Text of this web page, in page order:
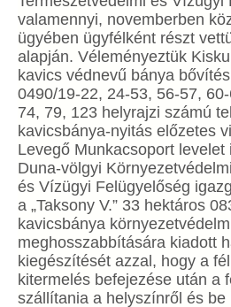
valamennyi, novemberben
ügyében ügyfélként részt
alapján. Véleményeztük
kavics védnevű bánya
0490/19-22, 24-53, 56-57,
74, 79, 123 helyrajzi számú
kavicsbánya-nyitás előzetes
Levegő Munkacsoport levelet
Duna-völgyi
és Vízügyi Felügyelőség
a „Taksony V.” 33 hektáros
kavicsbánya
meghosszabbítására kiadott
kiegészítését azzal, hogy a
kitermelés befejezése után a
szállítania a helyszínről és be